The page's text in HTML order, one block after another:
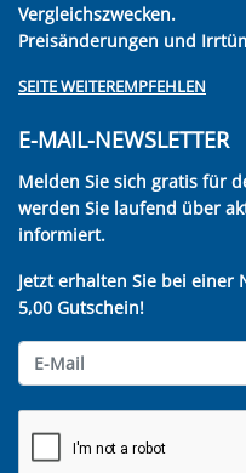
Vergleichszwecken.
Preisänderungen und
SEITE WEITEREMPFEHLEN
E-MAIL-NEWSLETTER
Melden Sie sich gratis für
werden Sie laufend über
informiert.
Jetzt erhalten Sie bei
5,00 Gutschein!